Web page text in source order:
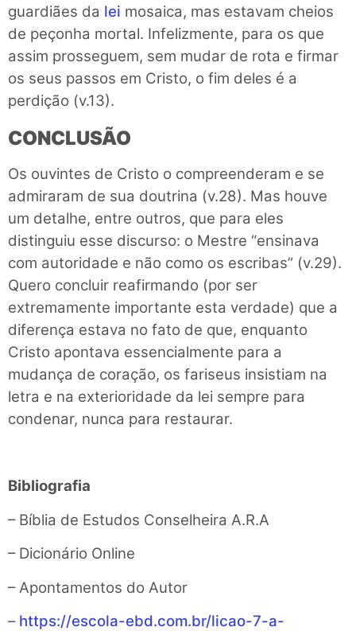
guardiães da lei mosaica, mas estavam cheios
de peçonha mortal. Infelizmente, para os que
assim prosseguem, sem mudar de rota e firmar
os seus passos em Cristo, o fim deles é a
perdição (v.13).
CONCLUSÃO
Os ouvintes de Cristo o compreenderam e se
admiraram de sua doutrina (v.28). Mas houve
um detalhe, entre outros, que para eles
distinguiu esse discurso: o Mestre “ensinava
com autoridade e não como os escribas” (v.29).
Quero concluir reafirmando (por ser
extremamente importante esta verdade) que a
diferença estava no fato de que, enquanto
Cristo apontava essencialmente para a
mudança de coração, os fariseus insistiam na
letra e na exterioridade da lei sempre para
condenar, nunca para restaurar.
Bibliografia
– Bíblia de Estudos Conselheira A.R.A
– Dicionário Online
– Apontamentos do Autor
– https://escola-ebd.com.br/licao-7-a-